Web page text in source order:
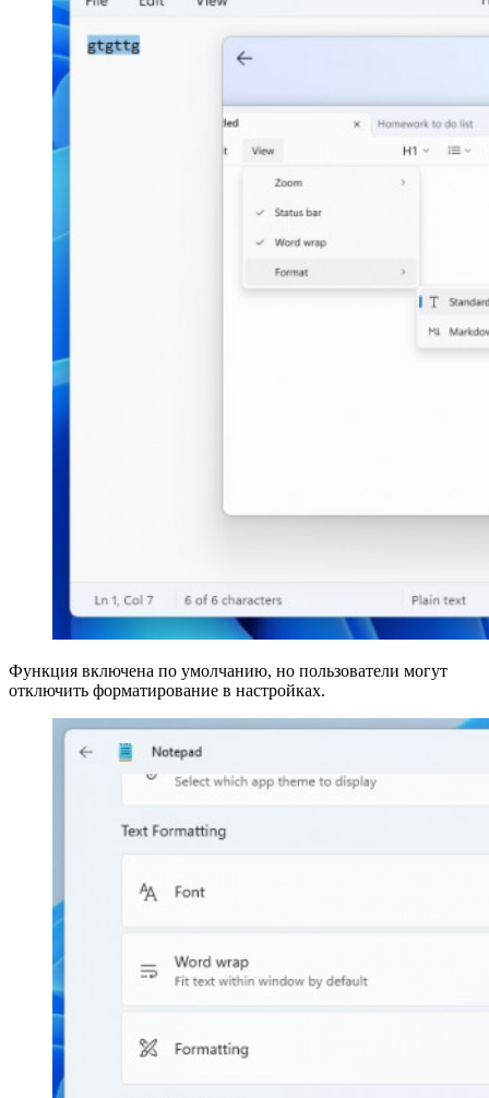
Функция включена по умолчанию, но пользователи могут
отключить форматирование в настройках.